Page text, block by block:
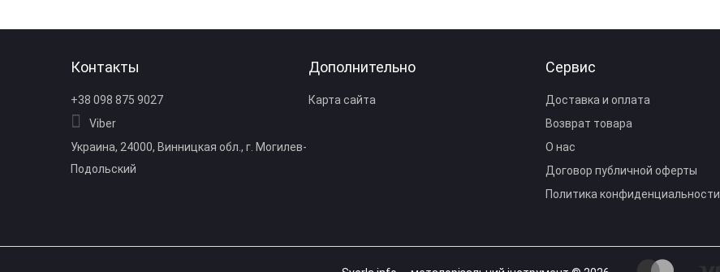
Контакты
+38 098 875 9027
Viber
Украина, 24000, Винницкая обл., г. Могилев-
Подольский
Дополнительно
Карта сайта
Сервис
Доставка и оплата
Возврат товара
О нас
Договор публичной оферты
Политика конфиденциальности